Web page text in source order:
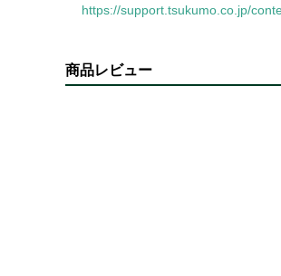
https://support.tsukumo.co.jp/
商品レビュー